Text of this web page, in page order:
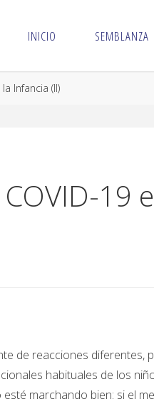
INICIO SEMBLANZA
Infancia (II)
19
de reacciones diferentes,
habituales de los
marchando bien: si el